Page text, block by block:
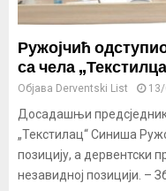
Ружојчић
са чела
Објава Derventski List
Досадашњи
„Текстилац“ Синиша
позицију, а дервентски
незавидној позицији. –